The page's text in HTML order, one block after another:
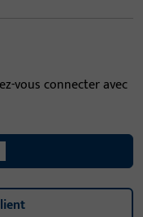
vous connecter avec